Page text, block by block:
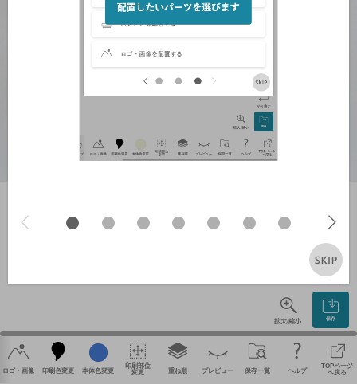
保存
拡大/縮小
ロゴ・画像 印刷色変更 本体色変更
印刷部位
変更 重ね順 プレビュー 保存一覧 ヘルプ
TOPページ
へ戻る